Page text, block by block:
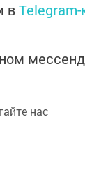
вTelegram-
нас